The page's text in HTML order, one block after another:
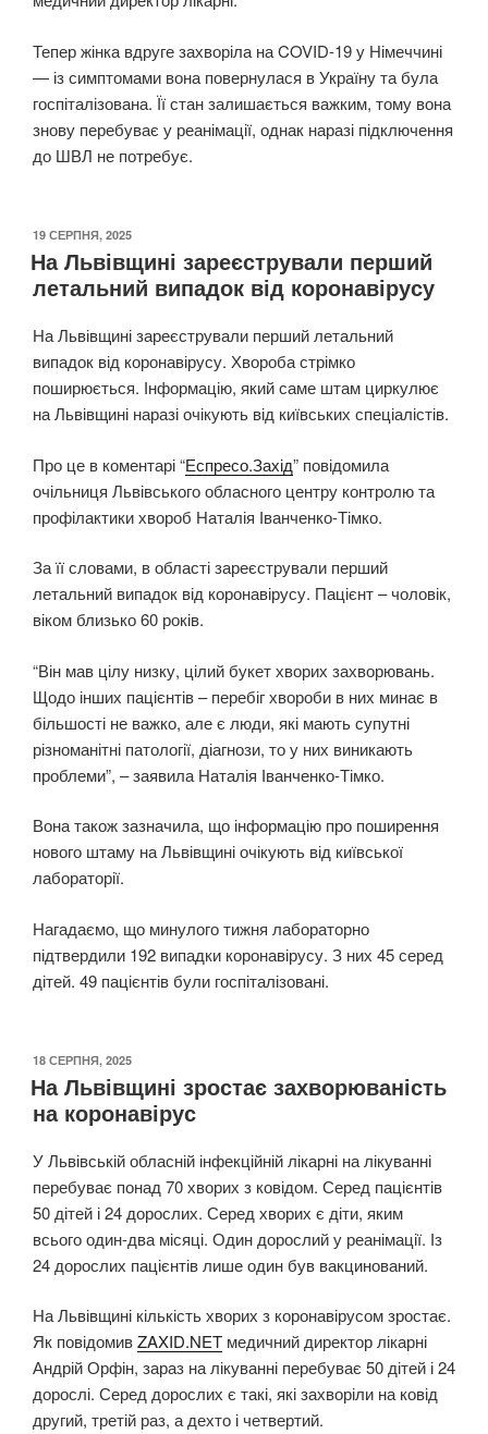
Тепер жінка вдруге захворіла на COVID-19 у Німеччині
— із симптомами вона повернулася в Україну та була
госпіталізована. Її стан залишається важким, тому вона
знову перебуває у реанімації, однак наразі підключення
до ШВЛ не потребує.
ОПУБЛІКОВАНО
19 СЕРПНЯ, 2025
На Львівщині зареєстрували перший
летальний випадок від коронавірусу
На Львівщині зареєстрували перший летальний
випадок від коронавірусу. Хвороба стрімко
поширюється. Інформацію, який саме штам циркулює
на Львівщині наразі очікують від київських спеціалістів.
Про це в коментарі “Еспресо.Захід” повідомила
очільниця Львівського обласного центру контролю та
профілактики хвороб Наталія Іванченко-Тімко.
За її словами, в області зареєстрували перший
летальний випадок від коронавірусу. Пацієнт – чоловік,
віком близько 60 років.
“Він мав цілу низку, цілий букет хворих захворювань.
Щодо інших пацієнтів – перебіг хвороби в них минає в
більшості не важко, але є люди, які мають супутні
різноманітні патології, діагнози, то у них виникають
проблеми”, – заявила Наталія Іванченко-Тімко.
Вона також зазначила, що інформацію про поширення
нового штаму на Львівщині очікують від київської
лабораторії.
Нагадаємо, що минулого тижня лабораторно
підтвердили 192 випадки коронавірусу. З них 45 серед
дітей. 49 пацієнтів були госпіталізовані.
ОПУБЛІКОВАНО
18 СЕРПНЯ, 2025
На Львівщині зростає захворюваність
на коронавірус
У Львівській обласній інфекційній лікарні на лікуванні
перебуває понад 70 хворих з ковідом. Серед пацієнтів
50 дітей і 24 дорослих. Серед хворих є діти, яким
всього один-два місяці. Один дорослий у реанімації. Із
24 дорослих пацієнтів лише один був вакцинований.
На Львівщині кількість хворих з коронавірусом зростає.
Як повідомивZAXID.NET медичний директор лікарні
Андрій Орфін, зараз на лікуванні перебуває 50 дітей і 24
дорослі. Серед дорослих є такі, які захворіли на ковід
другий, третій раз, а дехто і четвертий.